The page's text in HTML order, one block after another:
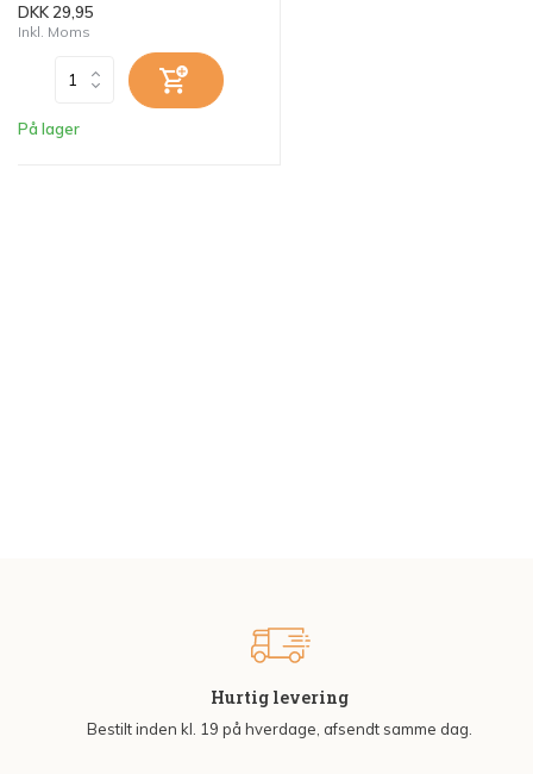
DKK 29,95
Inkl. Moms
På lager
Hurtig levering
Bestilt inden kl. 19 på hverdage, afsendt samme dag.